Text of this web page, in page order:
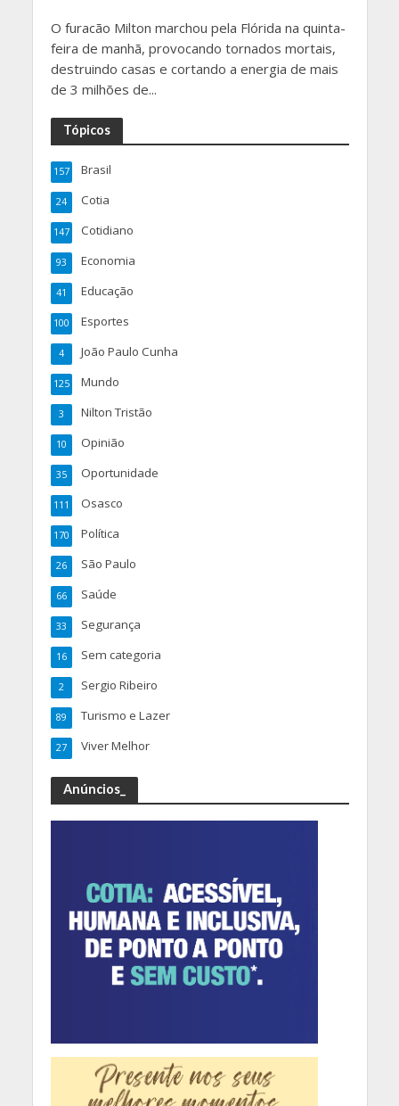
O furacão Milton marchou pela Flórida na quinta-
feira de manhã, provocando tornados mortais,
destruindo casas e cortando a energia de mais
de 3 milhões de...
Tópicos
Brasil
157
Cotia
24
Cotidiano
147
Economia
93
Educação
41
Esportes
100
João Paulo Cunha
4
Mundo
125
Nilton Tristão
3
Opinião
10
Oportunidade
35
Osasco
111
Política
170
São Paulo
26
Saúde
66
Segurança
33
Sem categoria
16
Sergio Ribeiro
2
Turismo e Lazer
89
Viver Melhor
27
Anúncios_